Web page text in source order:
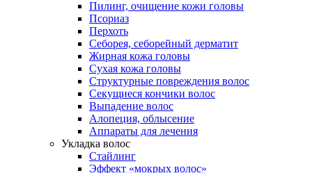
Пилинг, очищение кожи головы
Псориаз
Перхоть
Себорея, себорейный дерматит
Жирная кожа головы
Сухая кожа головы
Структурные повреждения волос
Секущиеся кончики волос
Выпадение волос
Алопеция, облысение
Аппараты для лечения
Укладка волос
Стайлинг
Эффект «мокрых волос»